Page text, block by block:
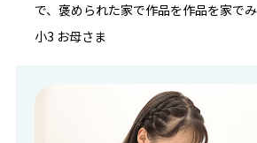
で、褒められた家で作品を作品を家でみ
小3 お母さま